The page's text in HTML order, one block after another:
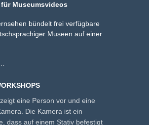
für Museumsvideos
bündelt frei verfügbare
Museen auf einer